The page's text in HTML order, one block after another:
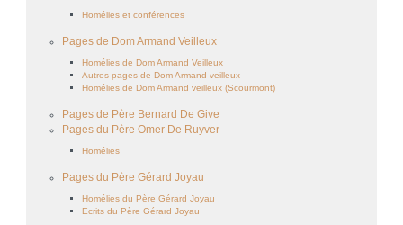
Homélies et conférences
Pages de Dom Armand Veilleux
Homélies de Dom Armand Veilleux
Autres pages de Dom Armand veilleux
Homélies de Dom Armand veilleux (Scourmont)
Pages de Père Bernard De Give
Pages du Père Omer De Ruyver
Homélies
Pages du Père Gérard Joyau
Homélies du Père Gérard Joyau
Ecrits du Père Gérard Joyau